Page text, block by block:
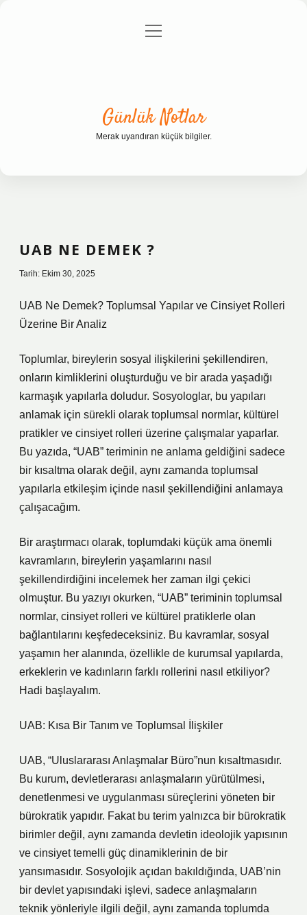
Gizlilik Politikası
menüyü
Günlük Notlar
Merak uyandıran küçük bilgiler.
UAB NE DEMEK ?
Tarih: Ekim 30, 2025
UAB Ne Demek? Toplumsal Yapılar ve Cinsiyet Rolleri
Üzerine Bir Analiz
Toplumlar, bireylerin sosyal ilişkilerini şekillendiren,
onların kimliklerini oluşturduğu ve bir arada yaşadığı
karmaşık yapılarla doludur. Sosyologlar, bu yapıları
anlamak için sürekli olarak toplumsal normlar, kültürel
pratikler ve cinsiyet rolleri üzerine çalışmalar yaparlar.
Bu yazıda, “UAB” teriminin ne anlama geldiğini sadece
bir kısaltma olarak değil, aynı zamanda toplumsal
yapılarla etkileşim içinde nasıl şekillendiğini anlamaya
çalışacağım.
Bir araştırmacı olarak, toplumdaki küçük ama önemli
kavramların, bireylerin yaşamlarını nasıl
şekillendirdiğini incelemek her zaman ilgi çekici
olmuştur. Bu yazıyı okurken, “UAB” teriminin toplumsal
normlar, cinsiyet rolleri ve kültürel pratiklerle olan
bağlantılarını keşfedeceksiniz. Bu kavramlar, sosyal
yaşamın her alanında, özellikle de kurumsal yapılarda,
erkeklerin ve kadınların farklı rollerini nasıl etkiliyor?
Hadi başlayalım.
UAB: Kısa Bir Tanım ve Toplumsal İlişkiler
UAB, “Uluslararası Anlaşmalar Büro”nun kısaltmasıdır.
Bu kurum, devletlerarası anlaşmaların yürütülmesi,
denetlenmesi ve uygulanması süreçlerini yöneten bir
bürokratik yapıdır. Fakat bu terim yalnızca bir bürokratik
birimler değil, aynı zamanda devletin ideolojik yapısının
ve cinsiyet temelli güç dinamiklerinin de bir
yansımasıdır. Sosyolojik açıdan bakıldığında, UAB’nin
bir devlet yapısındaki işlevi, sadece anlaşmaların
teknik yönleriyle ilgili değil, aynı zamanda toplumda